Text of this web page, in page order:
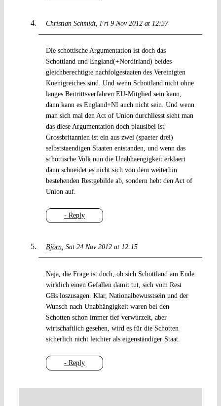
Christian Schmidt Fri 9 Nov 2012 at 12:57
- Reply
Die schottische Argumentation ist doch das
Schottland und England(+Nordirland) beides
gleichberechtigte nachfolgestaaten des Vereinigten
Koenigreiches sind. Und wenn Schottland nicht ohne
langes Beitrittsverfahren EU-Mitglied sein kann,
dann kann es England+NI auch nicht sein. Und wenn
man sich mal den Act of Union durchliesst sieht man
das diese Argumentation doch plausibel ist –
Grossbritannien ist ein aus zwei (spaeter drei)
selbststaendigen Staaten entstanden, und wenn das
schottische Volk nun die Unabhaengigkeit erklaert
dann schneidet es nicht sich von dem weiterhin
bestehenden Restgebilde ab, sondern hebt den Act of
Union auf.
Björn Sat 24 Nov 2012 at 12:15
- Reply
Naja, die Frage ist doch, ob sich Schottland am Ende
wirklich einen Gefallen damit tut, sich vom Rest
GBs loszusagen. Klar, Nationalbewusstsein und der
Wunsch nach Unabhängigkeit waren bei den
Schotten schon immer tief verwurzelt, aber
wirtschaftlich gesehen, wird es für die Schotten
sicherlich nicht leichter als eigenständiger Staat.